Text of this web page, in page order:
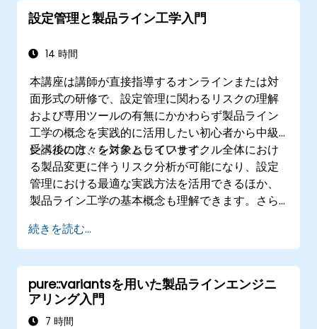
設定管理と製品ライン工学入門
14 時間
本講座は講師が直接指導するオンラインまたは対
面形式の研修で、設定管理に関わるリスクの理解
および専用ツールの有無にかかわらず製品ライン
工学の概念を実践的に活用したい初心者から中級
レベルの方々を対象としています。
受講後には、システムライフサイクル全体におけ
る製品変更に伴うリスク分析が可能になり、設定
管理における最適な実践方法を活用できるほか、
製品ライン工学の基本概念も理解できます。さら
や製品ラインのモデル化が行えるようになり、バ
リエーション定義から実際の製品派生に至るまで
一貫したプロセスを構築できるようになります。
またpure::variantsやFeatureIDEなどのツール利
用による効果を見極めることも可能です。
続きを読む...
pure::variantsを用いた製品ラインエンジニ
アリング入門
7 時間